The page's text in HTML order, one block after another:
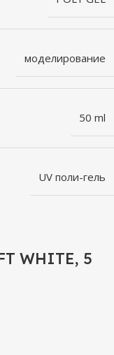
моделирование
50 ml
UV поли-гель
WHITE, 5